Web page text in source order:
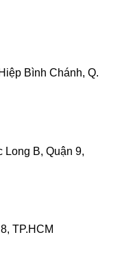
Bình Chánh, Q.
B, Quận 9,
TP.HCM